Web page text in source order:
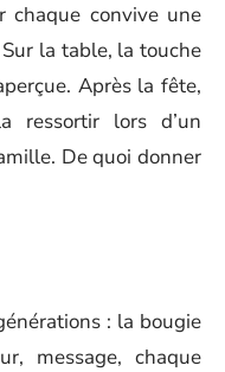
chaque convive une
la table, la touche
Après la fête,
ressortir lors d’un
De quoi donner
: la bougie
message, chaque